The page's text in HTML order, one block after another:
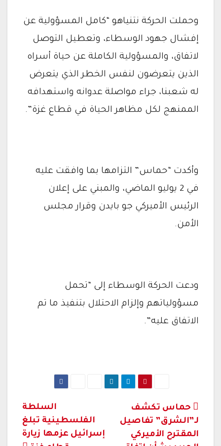
وحملت الحركة نتنياهو “كامل المسؤولية عن
إفشال جهود الوسطاء، وتعطيل التوصل
لاتفاق، والمسؤولية الكاملة عن حياة أسراه
الذين يتعرضون لنفس الخطر الذي يتعرض
له شعبنا، جراء مواصلة عدوانه واستهدافه
الممنهج لكل مظاهر الحياة في قطاع غزة”.
وأكدت “حماس” التزامها بما وافقت عليه
في 2 يوليو الماضي، والمبني على إعلان
الرئيس الأميركي جو بايدن وقرار مجلس
الأمن.
ودعت الحركة الوسطاء إلى “تحمل
مسؤولياتهم وإلزام الاحتلال بتنفيذ ما تم
الاتفاق عليه”.
تصفّح
المقالات
السلطة
الفلسطينية تبلغ
إسرائيل عزمها زيارة
حماس تكشف
لـ”الشرق” تفاصيل
المقترح الأميركي